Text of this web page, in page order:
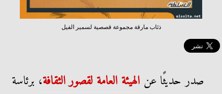
ذئاب مارقة مجموعة قصصية لسمير الفيل
صدر حديثًا عنالهيئة العامة لقصور الثقافة، برئاسة